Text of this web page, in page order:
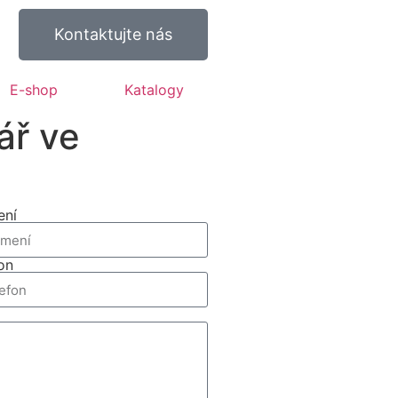
Kontaktujte nás
E-shop Katalogy
ve